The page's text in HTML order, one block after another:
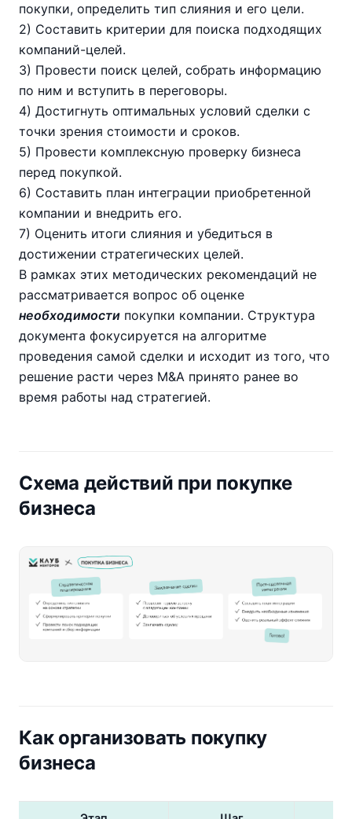
покупки, определить тип слияния и его цели.
2) Составить критерии для поиска подходящих
компаний-целей.
3) Провести поиск целей, собрать информацию
по ним и вступить в переговоры.
4) Достигнуть оптимальных условий сделки с
точки зрения стоимости и сроков.
5) Провести комплексную проверку бизнеса
перед покупкой.
6) Составить план интеграции приобретенной
компании и внедрить его.
7) Оценить итоги слияния и убедиться в
достижении стратегических целей.
В рамках этих методических рекомендаций не
рассматривается вопрос об оценке
необходимости покупки компании. Структура
документа фокусируется на алгоритме
проведения самой сделки и исходит из того, что
решение расти через M&A принято ранее во
время работы над стратегией.
Схема действий при покупке
бизнеса
Как организовать покупку
бизнеса